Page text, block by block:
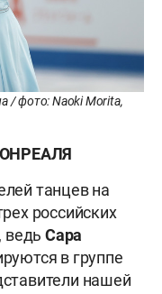
/ фото: Naoki Morita,
танцев на
российских
ведьСара
в группе
нашей